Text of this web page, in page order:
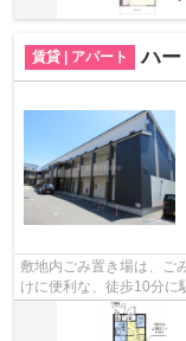
賃貸 | アパート ハー
敷地内ごみ置き場は、ご
けに便利な、徒歩10分
途や行き先に応じて経路